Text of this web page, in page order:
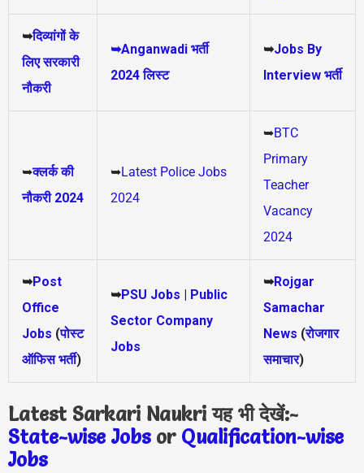
➥दिव्यांगों के
लिए सरकारी
नौकरी
➥Anganwadi भर्ती
2024 लिस्ट
➥Jobs By
Interview भर्ती
➥क्लर्क की
नौकरी 2024
➥Latest Police Jobs
2024
➥BTC
Primary
Teacher
Vacancy
2024
➥Post
Office
Jobs (पोस्ट
ऑफिस भर्ती)
➥PSU Jobs | Public
Sector Company
Jobs
➥Rojgar
Samachar
News (रोजगार
समाचार)
Latest Sarkari Naukri यह भी देखें:-
State-wise Jobs or Qualification-wise
Jobs